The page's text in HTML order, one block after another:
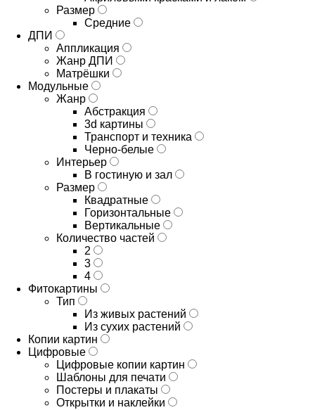
Размер
Средние
ДПИ
Аппликация
Жанр ДПИ
Матрёшки
Модульные
Жанр
Абстракция
3d картины
Транспорт и техника
Черно-белые
Интерьер
В гостиную и зал
Размер
Квадратные
Горизонтальные
Вертикальные
Количество частей
2
3
4
Фитокартины
Тип
Из живых растений
Из сухих растений
Копии картин
Цифровые
Цифровые копии картин
Шаблоны для печати
Постеры и плакаты
Открытки и наклейки